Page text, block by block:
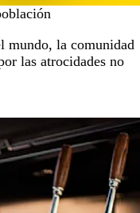
mundo, la comunidad
las atrocidades no